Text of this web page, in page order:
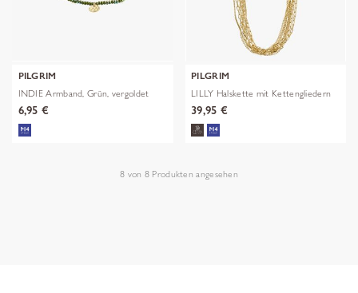
PILGRIM
INDIE Armband, Grün, vergoldet
6,95 €
PILGRIM
LILLY Halskette mit Kettengliedern
39,95 €
8 von 8 Produkten angesehen